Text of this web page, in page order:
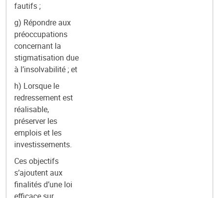
fautifs ;
g) Répondre aux
préoccupations
concernant la
stigmatisation due
à l’insolvabilité ; et
h) Lorsque le
redressement est
réalisable,
préserver les
emplois et les
investissements.
Ces objectifs
s’ajoutent aux
finalités d’une loi